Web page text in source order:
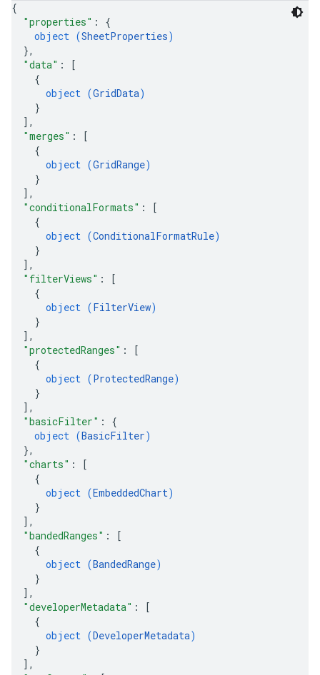
{
"properties" : {
object (SheetProperties)
},
"data" :
[
{
object (GridData)
}
] ,
"merges" :
[
{
object (GridRange)
}
] ,
"conditionalFormats" :
[
{
object (ConditionalFormatRule)
}
] ,
"filterViews" :
[
{
object (FilterView)
}
] ,
"protectedRanges" :
[
{
object (ProtectedRange)
}
] ,
"basicFilter" : {
object (BasicFilter)
},
"charts" :
[
{
object (EmbeddedChart)
}
] ,
"bandedRanges" :
[
{
object (BandedRange)
}
] ,
"developerMetadata" :
[
{
object (DeveloperMetadata)
}
] ,